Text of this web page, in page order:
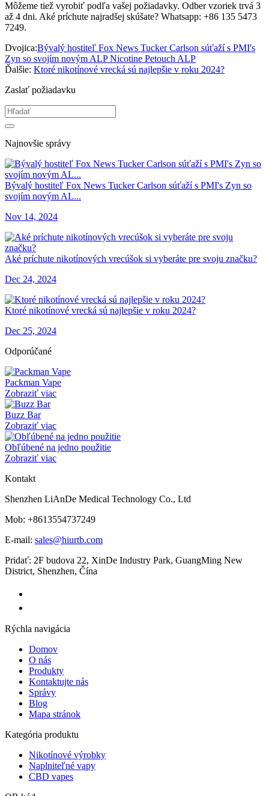
Môžeme tiež vyrobiť podľa vašej požiadavky. Odber vzoriek trvá 3
až 4 dni. Aké príchute najradšej skúšate? Whatsapp: +86 135 5473
7249.
Dvojica:Bývalý hostiteľ Fox News Tucker Carlson súťaží s PMI's
Zyn so svojím novým ALP Nicotine Petouch ALP
Ďalšie: Ktoré nikotínové vrecká sú najlepšie v roku 2024?
Zaslať požiadavku
Najnovšie správy
Bývalý hostiteľ Fox News Tucker Carlson súťaží s PMI's Zyn so
svojím novým AL...
Nov 14, 2024
Aké príchute nikotínových vrecúšok si vyberáte pre svoju značku?
Dec 24, 2024
Ktoré nikotínové vrecká sú najlepšie v roku 2024?
Dec 25, 2024
Odporúčané
Packman Vape
Zobraziť viac
Buzz Bar
Zobraziť viac
Obľúbené na jedno použitie
Zobraziť viac
Kontakt
Shenzhen LiAnDe Medical Technology Co., Ltd
Mob: +8613554737249
E-mail: sales@hiurtb.com
Pridať: 2F budova 22, XinDe Industry Park, GuangMing New
District, Shenzhen, Čína
Rýchla navigácia
Domov
O nás
Produkty
Kontaktujte nás
Správy
Blog
Mapa stránok
Kategória produktu
Nikotínové výrobky
Naplniteľné vapy
CBD vapes